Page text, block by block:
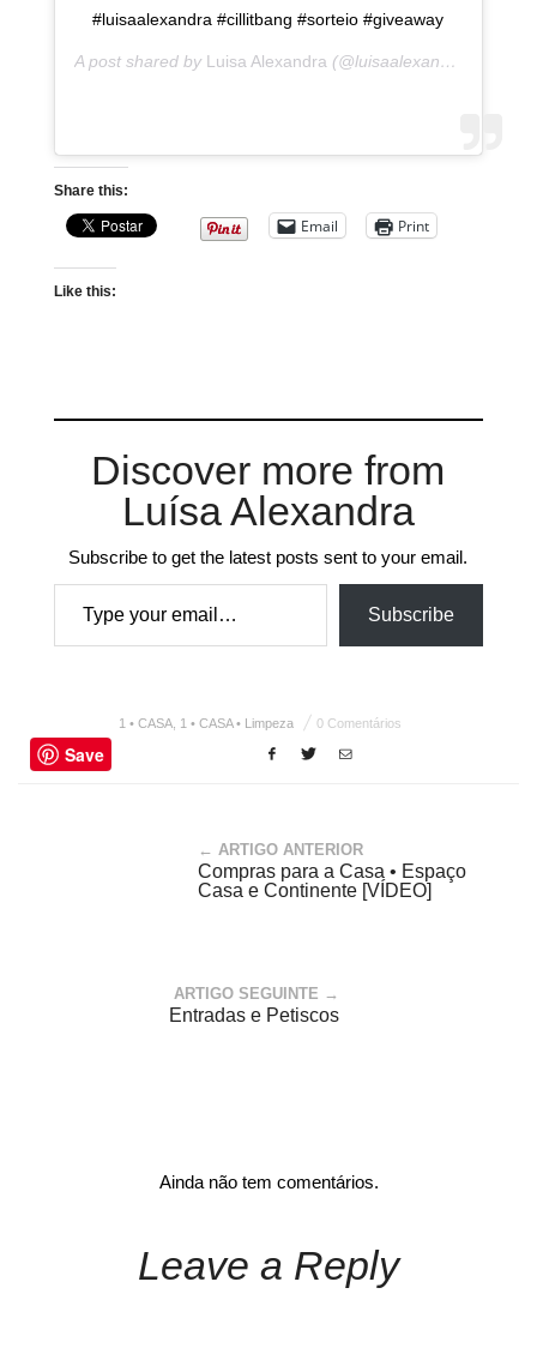
#luisaalexandra #cillitbang #sorteio #giveaway
A post shared by Luisa Alexandra (@luisaalexandra) on
Share this:
Email Print
Like this:
Discover more from
Luísa Alexandra
Subscribe to get the latest posts sent to your email.
Type your email…
Subscribe
1 • CASA 1 • CASA • Limpeza 0 Comentários
Save
← ARTIGO ANTERIOR
Compras para a Casa • Espaço
Casa e Continente [VÍDEO]
ARTIGO SEGUINTE →
Entradas e Petiscos
Ainda não tem comentários.
Leave a Reply